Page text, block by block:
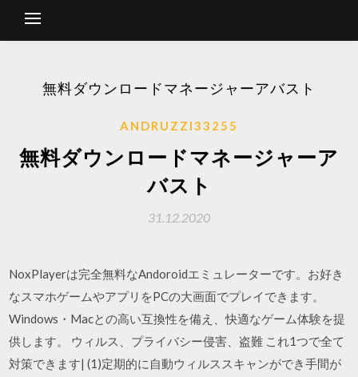
無料ダウンロードマネージャーアバスト
ANDRUZZI33255
無料ダウンロードマネージャーア
バスト
31.12.2020
NoxPlayerは完全無料なAndoroidエミュレーターです。お好き
なスマホゲームやアプリをPCの大画面でプレイできます。
Windows・Macとの高い互換性を備え、快適なゲーム体験を提
供します。 ウィルス、プライバシー侵害、盗難 これ1つで全て
対策できます| (1)定期的に自動ウィルススキャンができ手間が